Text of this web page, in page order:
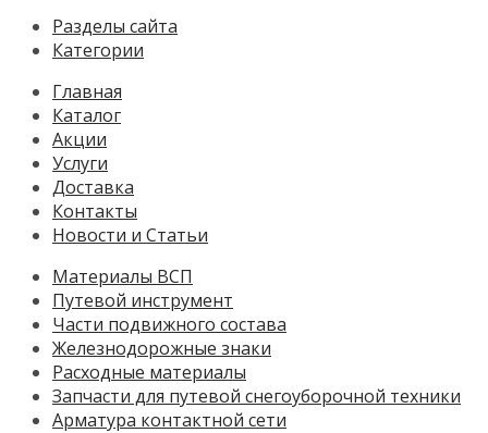
Разделы сайта
Категории
Главная
Каталог
Акции
Услуги
Доставка
Контакты
Новости и Статьи
Материалы ВСП
Путевой инструмент
Части подвижного состава
Железнодорожные знаки
Расходные материалы
Запчасти для путевой снегоуборочной техники
Арматура контактной сети